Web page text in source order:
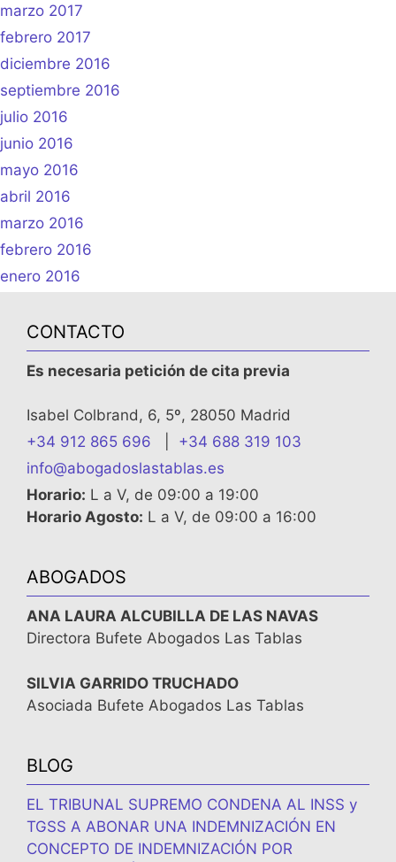
marzo 2017
febrero 2017
diciembre 2016
septiembre 2016
julio 2016
junio 2016
mayo 2016
abril 2016
marzo 2016
febrero 2016
enero 2016
CONTACTO
Es necesaria petición de cita previa
Isabel Colbrand, 6, 5º, 28050 Madrid
+34 912 865 696
+34 688 319 103
info@abogadoslastablas.es
Horario: L a V, de 09:00 a 19:00
Horario Agosto: L a V, de 09:00 a 16:00
ABOGADOS
ANA LAURA ALCUBILLA DE LAS NAVAS
Directora Bufete Abogados Las Tablas
SILVIA GARRIDO TRUCHADO
Asociada Bufete Abogados Las Tablas
BLOG
EL TRIBUNAL SUPREMO CONDENA AL INSS y
TGSS A ABONAR UNA INDEMNIZACIÓN EN
CONCEPTO DE INDEMNIZACIÓN POR